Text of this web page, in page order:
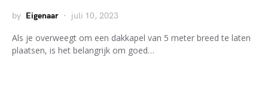
by Eigenaar juli 10, 2023
Als je overweegt om een dakkapel van 5 meter breed te laten
plaatsen, is het belangrijk om goed…